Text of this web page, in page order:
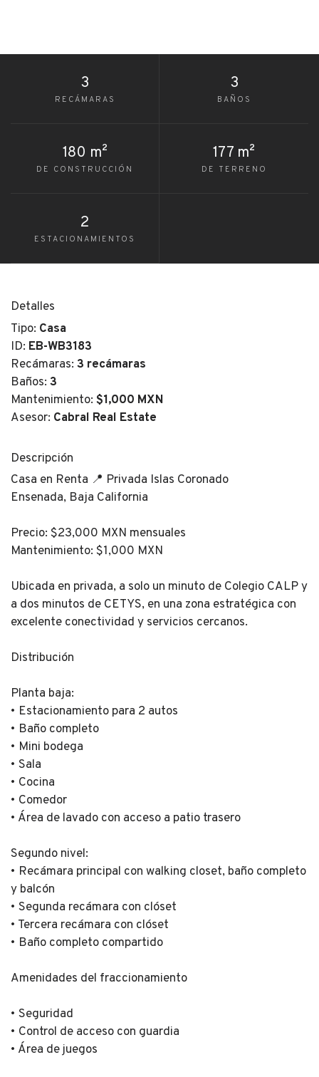
3
RECÁMARAS
3
BAÑOS
180 m²
DE CONSTRUCCIÓN
177 m²
DE TERRENO
2
ESTACIONAMIENTOS
Detalles
Tipo: Casa
ID: EB-WB3183
Recámaras: 3 recámaras
Baños: 3
Mantenimiento: $1,000 MXN
Asesor: Cabral Real Estate
Descripción
Casa en Renta 📍 Privada Islas Coronado
Ensenada, Baja California
Precio: $23,000 MXN mensuales
Mantenimiento: $1,000 MXN
Ubicada en privada, a solo un minuto de Colegio CALP y
a dos minutos de CETYS, en una zona estratégica con
excelente conectividad y servicios cercanos.
Distribución
Planta baja:
• Estacionamiento para 2 autos
• Baño completo
• Mini bodega
• Sala
• Cocina
• Comedor
• Área de lavado con acceso a patio trasero
Segundo nivel:
• Recámara principal con walking closet, baño completo
y balcón
• Segunda recámara con clóset
• Tercera recámara con clóset
• Baño completo compartido
Amenidades del fraccionamiento
• Seguridad
• Control de acceso con guardia
• Área de juegos